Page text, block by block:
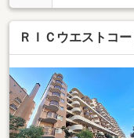
住まい探しを
ＲＩＣウエストコ